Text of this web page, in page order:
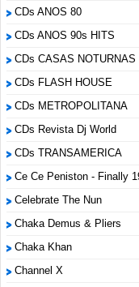
CDs ANOS 80
CDs ANOS 90s HITS
CDs CASAS NOTURNAS
CDs FLASH HOUSE
CDs METROPOLITANA
CDs Revista Dj World
CDs TRANSAMERICA
Ce Ce Peniston - Finally
Celebrate The Nun
Chaka Demus & Pliers
Chaka Khan
Channel X